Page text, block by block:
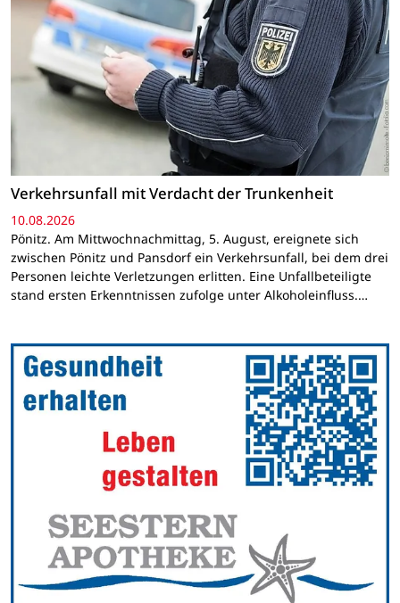
Verkehrsunfall mit Verdacht der Trunkenheit
10.08.2026
Pönitz. Am Mittwochnachmittag, 5. August, ereignete sich
zwischen Pönitz und Pansdorf ein Verkehrsunfall, bei dem drei
Personen leichte Verletzungen erlitten. Eine Unfallbeteiligte
stand ersten Erkenntnissen zufolge unter Alkoholeinfluss.…